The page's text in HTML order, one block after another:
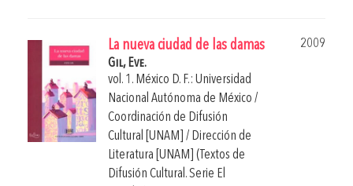
La nueva ciudad de las damas
2009
Gil, Eve.
vol. 1. México D. F.: Universidad
Nacional Autónoma de México /
Coordinación de Difusión
Cultural [UNAM] / Dirección de
Literatura [UNAM] (Textos de
Difusión Cultural. Serie El